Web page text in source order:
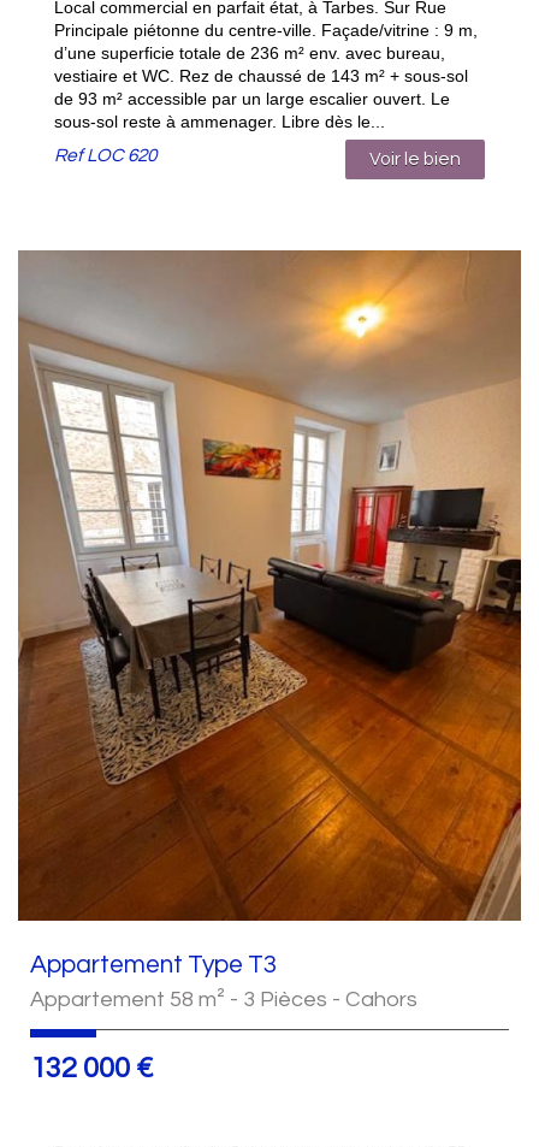
Local commercial en parfait état, à Tarbes. Sur Rue
Principale piétonne du centre-ville. Façade/vitrine : 9 m,
d’une superficie totale de 236 m² env. avec bureau,
vestiaire et WC. Rez de chaussé de 143 m² + sous-sol
de 93 m² accessible par un large escalier ouvert. Le
sous-sol reste à ammenager. Libre dès le...
RefLOC 620 Voir le bien
Appartement Type T3
Appartement 58 m² - 3 Pièces - Cahors
132 000 €